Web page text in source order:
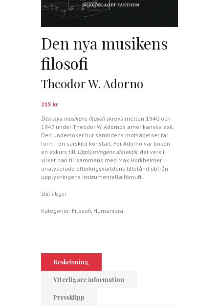
Den nya musikens
filosofi
Theodor W. Adorno
215 kr
Den nya musikens filosofiskrevs mellan 1940 och
1947 under Theodor W. Adornos amerikanska exil.
Den undersöker hur samtidens motsägelser tar
form i en särskild konstart. För Adorno var boken
en exkurs till Upplysningens dialektik, det verk i
vilket han tillsammans med Max Horkheimer
analyserade efterkrigsvärldens tillstånd utifrån
upplysningens instrumentella förnuft.
Slut i lager
Kategorier: Filosofi, Humaniora
Beskrivning
Ytterligare information
Pressklipp